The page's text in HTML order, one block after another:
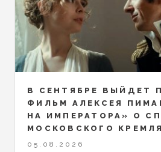
В СЕНТЯБРЕ ВЫЙДЕТ
ФИЛЬМ АЛЕКСЕЯ
НА ИМПЕРАТОРА» О
МОСКОВСКОГО КРЕМЛЯ
05.08.2026